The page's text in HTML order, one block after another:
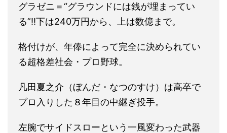
グラゼニ＝“グラウンドには銭が埋まってい
る”!!下は240万円から、上は数億まで。
格付けが、年俸によって完全に決められてい
る超格差社会・プロ野球。
凡田夏之介（ぼんだ・なつのすけ）は高卒で
プロ入りした８年目の中継ぎ投手。
左腕でサイドスローという一風変わった武器